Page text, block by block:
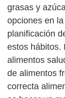
grasas y
opciones en
planificación
estos hábitos.
alimentos
de alimentos
correcta